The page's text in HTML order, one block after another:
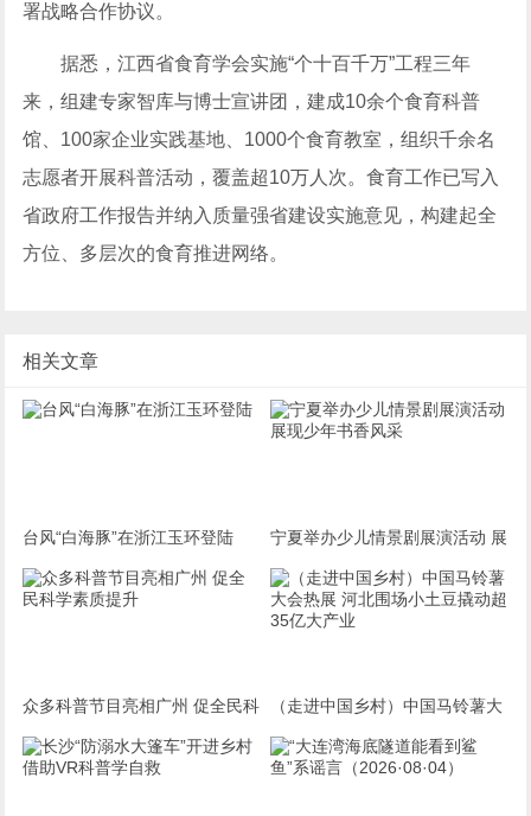
署战略合作协议。
据悉，江西省食育学会实施“个十百千万”工程三年
来，组建专家智库与博士宣讲团，建成10余个食育科普
馆、100家企业实践基地、1000个食育教室，组织千余名
志愿者开展科普活动，覆盖超10万人次。食育工作已写入
省政府工作报告并纳入质量强省建设实施意见，构建起全
方位、多层次的食育推进网络。
相关文章
台风“白海豚”在浙江玉环登陆
宁夏举办少儿情景剧展演活动 展
现少年书香风采
众多科普节目亮相广州 促全民科
学素质提升
（走进中国乡村）中国马铃薯大
会热展 河北围场小土豆撬动超3
5亿大产业